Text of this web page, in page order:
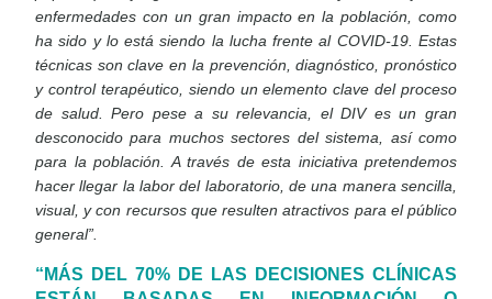
enfermedades con un gran impacto en la población, como
ha sido y lo está siendo la lucha frente al COVID-19. Estas
técnicas son clave en la prevención, diagnóstico, pronóstico
y control terapéutico, siendo un elemento clave del proceso
de salud. Pero pese a su relevancia, el DIV es un gran
desconocido para muchos sectores del sistema, así como
para la población. A través de esta iniciativa pretendemos
hacer llegar la labor del laboratorio, de una manera sencilla,
visual, y con recursos que resulten atractivos para el público
general”.
“MÁS DEL 70% DE LAS DECISIONES CLÍNICAS